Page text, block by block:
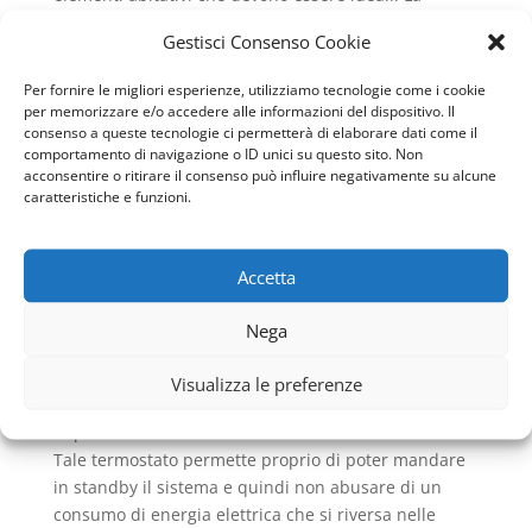
Gestisci Consenso Cookie
Per fornire le migliori esperienze, utilizziamo tecnologie come i cookie
per memorizzare e/o accedere alle informazioni del dispositivo. Il
consenso a queste tecnologie ci permetterà di elaborare dati come il
comportamento di navigazione o ID unici su questo sito. Non
acconsentire o ritirare il consenso può influire negativamente su alcune
caratteristiche e funzioni.
Accetta
Nega
Visualizza le preferenze
massimo di 27 per aiutare il proprio corpo ad essere
ha un’aria facile da respirare che aiuta anche
persone con problemi respiratori. L’umidità presente
è assolutamente vantaggiosa per la tutela del
proprio benessere e si hanno sempre sensazioni
mantenere le temperature uniformi. Un obiettivo che
Condizionamento a Tutt’Aria Mentana
interno che misura costantemente la temperatura e
Tale termostato permette proprio di poter mandare
in standby il sistema e quindi non abusare di un
consumo di energia elettrica che si riversa nelle